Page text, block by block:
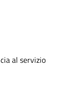
al servizio